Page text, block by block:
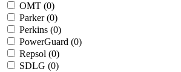
OMT (0)
Parker (0)
Perkins (0)
PowerGuard (0)
Repsol (0)
SDLG (0)